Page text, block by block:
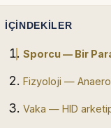
İÇINDEKILER
Sporcu — Bir
Fizyoloji —
Vaka — HID